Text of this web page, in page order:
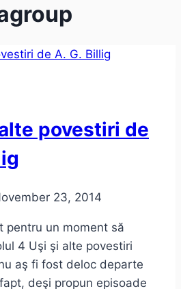
povestiri de
23, 2014
pentru un moment să
4 Uşi şi alte povestiri
aş fi fost deloc departe
deşi propun episoade